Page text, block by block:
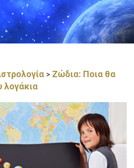
> Ζώδια: Ποια θα
λογάκια